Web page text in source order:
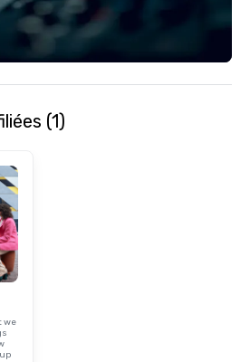
(1)
we